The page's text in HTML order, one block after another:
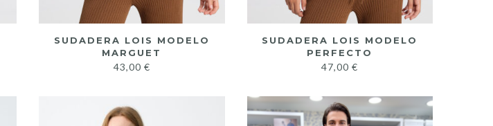
SUDADERA LOIS MODELO
MARGUET
43,00 €
SUDADERA LOIS MODELO
PERFECTO
47,00€